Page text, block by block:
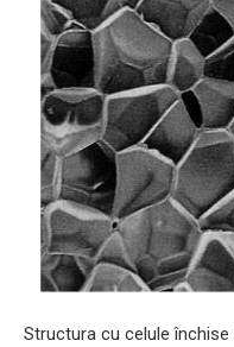
Structura cu celule